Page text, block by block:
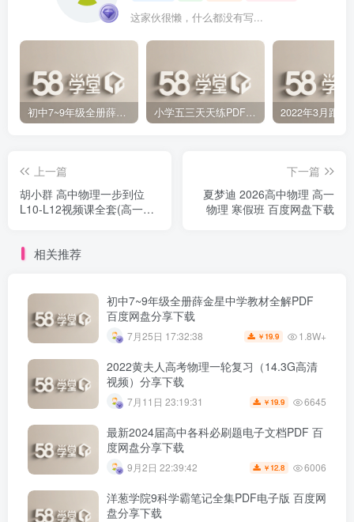
这家伙很懒，什么都没有写...
初中7~9年级全册薛金星中学教材全解PDF 百度网盘分享下载 小学五三天天练PDF（压缩打包）百度网盘分享下载
上一篇
胡小群 高中物理一步到位
L10-L12视频课全套(高一至
下一篇
夏梦迪 2026高中物理 高一
物理 寒假班 百度网盘下载
相关推荐
初中7~9年级全册薛金星中学教材全解PDF
百度网盘分享下载
7月25日 17:32:38 ￥ 19.9 1.8W+
2022黄夫人高考物理一轮复习（14.3G高清
视频）分享下载
7月11日 23:19:31 ￥ 19.9 6645
最新2024届高中各科必刷题电子文档PDF 百
度网盘分享下载
9月2日 22:39:42 ￥ 12.8 6006
洋葱学院9科学霸笔记全集PDF电子版 百度网
盘分享下载